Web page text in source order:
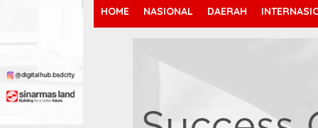
HOME NASIONAL DAERAH